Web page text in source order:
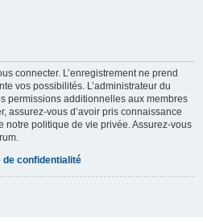
connecter. L’enregistrement ne prend
vos possibilités. L’administrateur du
permissions additionnelles aux membres
assurez-vous d’avoir pris connaissance
notre politique de vie privée. Assurez-vous
de confidentialité